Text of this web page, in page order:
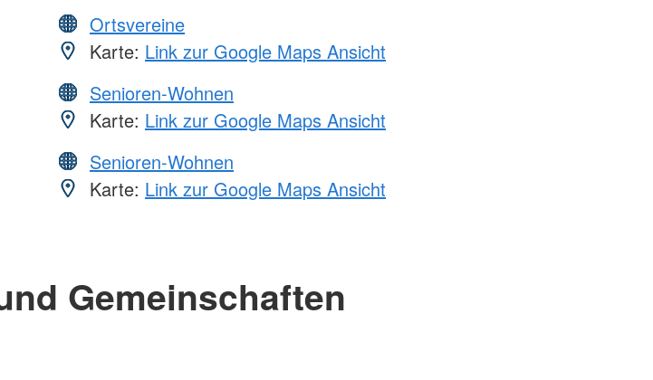
Ortsvereine
Karte: Link zur Google Maps Ansicht
Senioren-Wohnen
Karte: Link zur Google Maps Ansicht
Senioren-Wohnen
Karte: Link zur Google Maps Ansicht
Gemeinschaften